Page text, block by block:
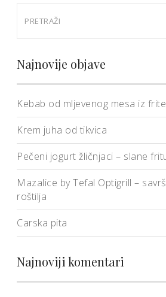
Najnovije objave
Kebab od mljevenog mesa iz
Krem juha od tikvica
Pečeni jogurt žličnjaci – slane
Mazalice by Tefal Optigrill –
roštilja
Carska pita
Najnoviji komentari